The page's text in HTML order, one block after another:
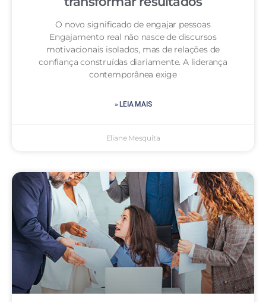
O novo significado de engajar pessoas
Engajamento real não nasce de discursos
motivacionais isolados, mas de relações de
confiança construídas diariamente. A liderança
contemporânea exige
» LEIA MAIS
Eliane Mesquita